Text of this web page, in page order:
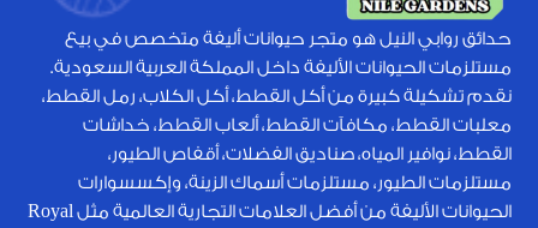
حدائق روابي النيل هو متجر حيوانات أليفة متخصص في بيع
مستلزمات الحيوانات الأليفة داخل المملكة العربية السعودية.
نقدم تشكيلة كبيرة من أكل القطط، أكل الكلاب، رمل القطط،
معلبات القطط، مكافآت القطط، ألعاب القطط، خداشات
القطط، نوافير المياه، صناديق الفضلات، أقفاص الطيور،
مستلزمات الطيور، مستلزمات أسماك الزينة، وإكسسوارات
الحيوانات الأليفة من أفضل العلامات التجارية العالمية مثل Royal